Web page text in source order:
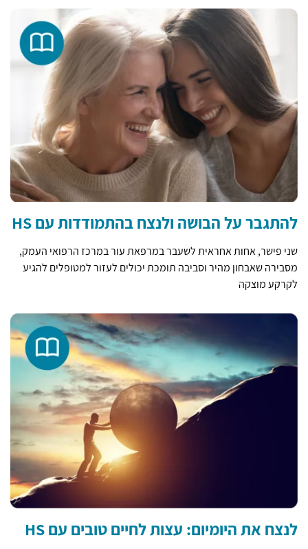
להתגבר על הבושה ולנצח בהתמודדות עם HS
שני פישר, אחות אחראית לשעבר במרפאת עור במרכז הרפואי העמק,
מסבירה שאבחון מהיר וסביבה תומכת יכולים לעזור למטופלים להגיע
לקרקע מוצקה
לנצח את היומיום: עצות לחיים טובים עם HS